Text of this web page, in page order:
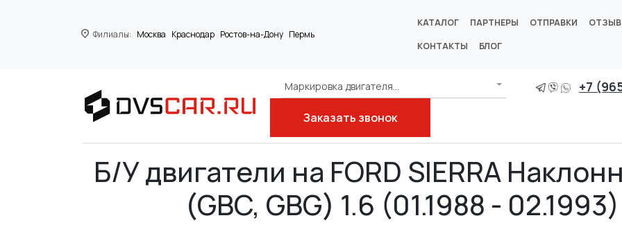
Филиалы: Москва Краснодар Ростов-на-Дону Пермь
КАТАЛОГ ПАРТНЕРЫ ОТПРАВКИ
КОНТАКТЫ
БЛОГ
Маркировка двигателя... +7
Заказать звонок
Главная
Б/У двигатели на FORD SIERRA
(GBC, GBG) 1.6 (01.1988 -